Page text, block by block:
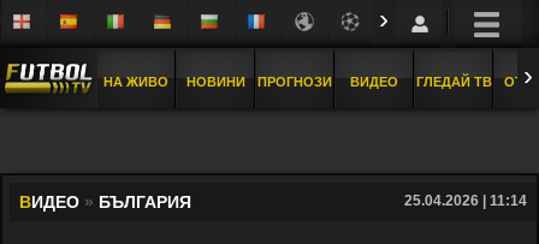
›
НА ЖИВО НОВИНИ ПРОГНОЗИ ВИДЕО ГЛЕДАЙ ТВ ›
ВИДЕО » БЪЛГАРИЯ 25.04.2026 | 11:14